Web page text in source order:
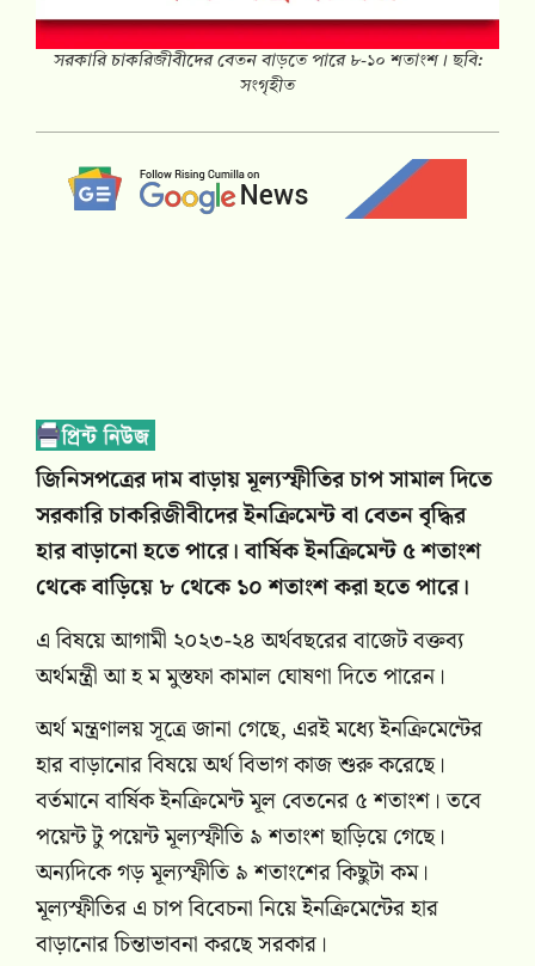
সরকারি চাকরিজীবীদের বেতন বাড়তে পারে ৮-১০ শতাংশ। ছবি:
সংগৃহীত
জিনিসপত্রের দাম বাড়ায় মূল্যস্ফীতির চাপ সামাল দিতে
সরকারি চাকরিজীবীদের ইনক্রিমেন্ট বা বেতন বৃদ্ধির
হার বাড়ানো হতে পারে। বার্ষিক ইনক্রিমেন্ট ৫ শতাংশ
থেকে বাড়িয়ে ৮ থেকে ১০ শতাংশ করা হতে পারে।
এ বিষয়ে আগামী ২০২৩-২৪ অর্থবছরের বাজেট বক্তব্য
অর্থমন্ত্রী আ হ ম মুস্তফা কামাল ঘোষণা দিতে পারেন।
অর্থ মন্ত্রণালয় সূত্রে জানা গেছে, এরই মধ্যে ইনক্রিমেন্টের
হার বাড়ানোর বিষয়ে অর্থ বিভাগ কাজ শুরু করেছে।
বর্তমানে বার্ষিক ইনক্রিমেন্ট মূল বেতনের ৫ শতাংশ। তবে
পয়েন্ট টু পয়েন্ট মূল্যস্ফীতি ৯ শতাংশ ছাড়িয়ে গেছে।
অন্যদিকে গড় মূল্যস্ফীতি ৯ শতাংশের কিছুটা কম।
মূল্যস্ফীতির এ চাপ বিবেচনা নিয়ে ইনক্রিমেন্টের হার
বাড়ানোর চিন্তাভাবনা করছে সরকার।